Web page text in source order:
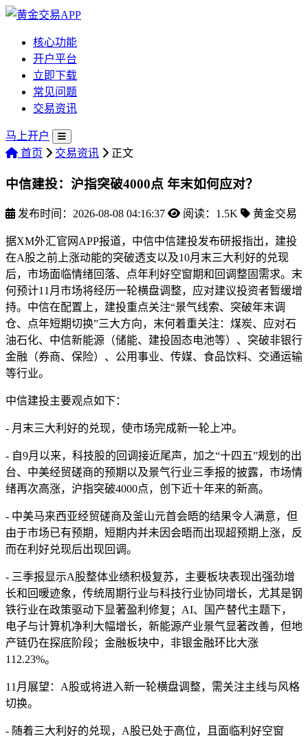
核心功能
开户平台
立即下载
常见问题
交易资讯
马上开户
首页
交易资讯 正文
中信建投：沪指突破4000点 年末如何应对？
发布时间：2026-08-08 04:16:37 阅读：1.5K 黄金交易
据XM外汇官网APP报道，中信中信建投发布研报指出，建投
在A股之前上涨动能的突破透支以及10月末三大利好的兑现
后，市场面临情绪回落、点年利好空窗期和回调整固需求。末
何预计11月市场将经历一轮横盘调整，应对建议投资者暂缓增
持。中信在配置上，建投重点关注“景气线索、突破年末调
仓、点年短期切换”三大方向，末何着重关注：煤炭、应对石
油石化、中信新能源（储能、建投固态电池等）、突破非银行
金融（券商、保险）、公用事业、传媒、食品饮料、交通运输
等行业。
中信建投主要观点如下：
- 月末三大利好的兑现，使市场完成新一轮上冲。
- 自9月以来，科技股的回调接近尾声，加之“十四五”规划的出
台、中美经贸磋商的预期以及景气行业三季报的披露，市场情
绪再次高涨，沪指突破4000点，创下近十年来的新高。
- 中美马来西亚经贸磋商及釜山元首会晤的结果令人满意，但
由于市场已有预期，短期内并未因会晤而出现超预期上涨，反
而在利好兑现后出现回调。
- 三季报显示A股整体业绩积极复苏，主要板块表现出强劲增
长和回暖迹象，传统周期行业与科技行业协同增长，尤其是钢
铁行业在政策驱动下显著盈利修复；AI、国产替代主题下，
电子与计算机净利大幅增长，新能源产业景气显著改善，但地
产链仍在探底阶段；金融板块中，非银金融环比大涨
112.23%。
11月展望：A股或将进入新一轮横盘调整，需关注主线与风格
切换。
- 随着三大利好的兑现，A股已处于高位，且面临利好空窗